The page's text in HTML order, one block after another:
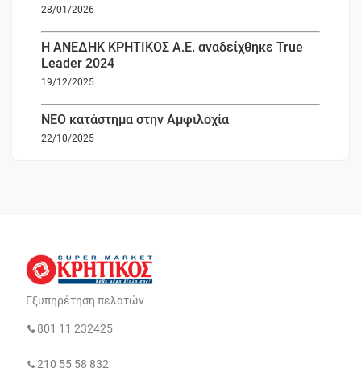
28/01/2026
Η ΑΝΕΔΗΚ ΚΡΗΤΙΚΟΣ Α.Ε. αναδείχθηκε True
Leader 2024
19/12/2025
ΝΕΟ κατάστημα στην Αμφιλοχία
22/10/2025
Εξυπηρέτηση πελατών
801 11 232425
210 55 58 832